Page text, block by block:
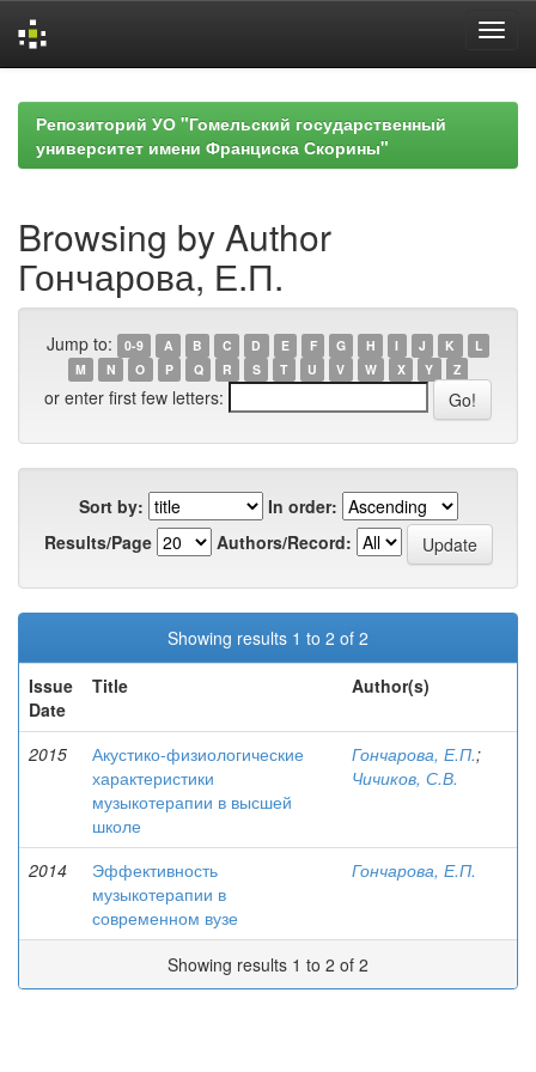
navigationРепозиторий УО "Гомельский государственный
университет имени Франциска Скорины"
Browsing by Author
Гончарова, Е.П.
Jump to: 0-9 A B C D E F G H I J K
L
M
N O P Q R S T U V W X Y Z
or enter first few letters:
Sort by:
In order:
Results/Page
Authors/Record:
Showing results 1 to 2 of 2
Issue
Date
Title Author(s)
2015
Акустико-физиологические
характеристики
музыкотерапии в высшей
школе
Гончарова, Е.П.;
Чичиков, С.В.
2014
Эффективность
музыкотерапии в
современном вузе
Гончарова, Е.П.
Showing results 1 to 2 of 2